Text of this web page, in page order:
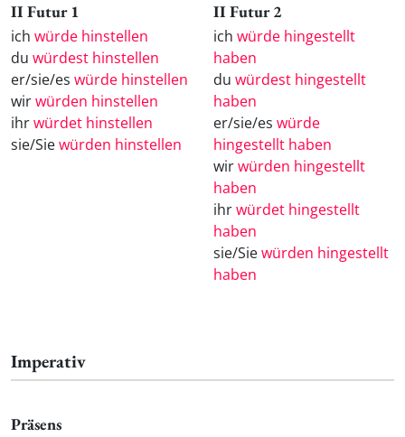
II Futur 1
ich würde hinstellen
du würdest hinstellen
er/sie/es würde hinstellen
wirwürden hinstellen
ihrwürdet hinstellen
sie/Siewürden hinstellen
II Futur 2
ich würde hingestellt
haben
du würdest hingestellt
haben
er/sie/es würde
hingestellt haben
wirwürden hingestellt
haben
ihrwürdet hingestellt
haben
sie/Siewürden hingestellt
haben
Imperativ
Präsens